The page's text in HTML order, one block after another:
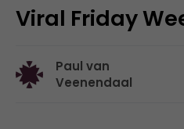
Viral Friday
Paul van
Veenendaal